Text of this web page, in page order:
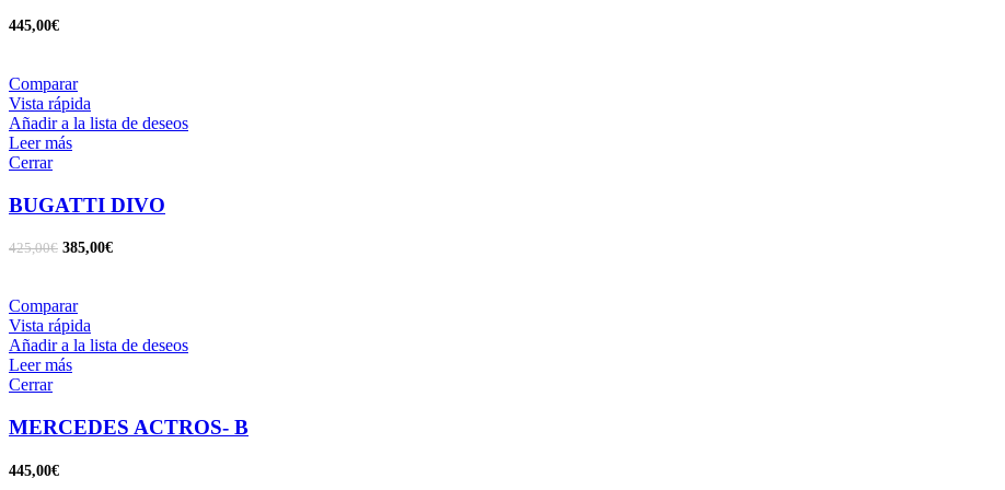
445,00€
Comparar
Vista rápida
Añadir a la lista de deseos
Leer más
Cerrar
BUGATTI DIVO
425,00€ 385,00€
Comparar
Vista rápida
Añadir a la lista de deseos
Leer más
Cerrar
MERCEDES ACTROS- B
445,00€